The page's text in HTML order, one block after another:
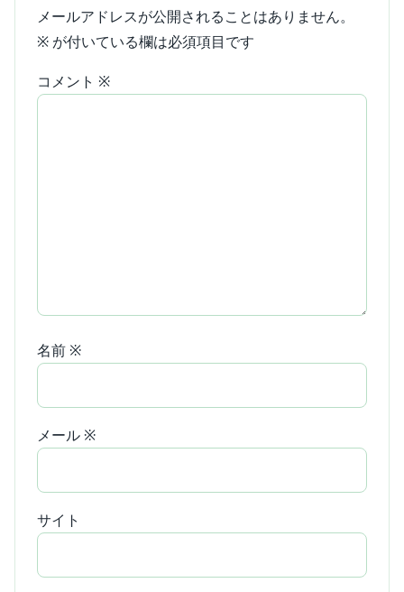
メールアドレスが公開されることはありません。
※ が付いている欄は必須項目です
コメント ※
名前 ※
メール ※
サイト